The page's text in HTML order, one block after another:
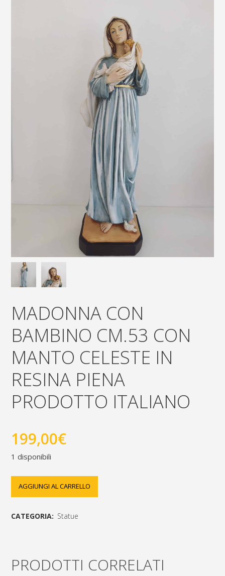
MADONNA CON
BAMBINO CM.53 CON
MANTO CELESTE IN
RESINA PIENA
PRODOTTO ITALIANO
199,00€
1 disponibili
Madonna
con
AGGIUNGI AL CARRELLO
CATEGORIA: Statue
PRODOTTI CORRELATI